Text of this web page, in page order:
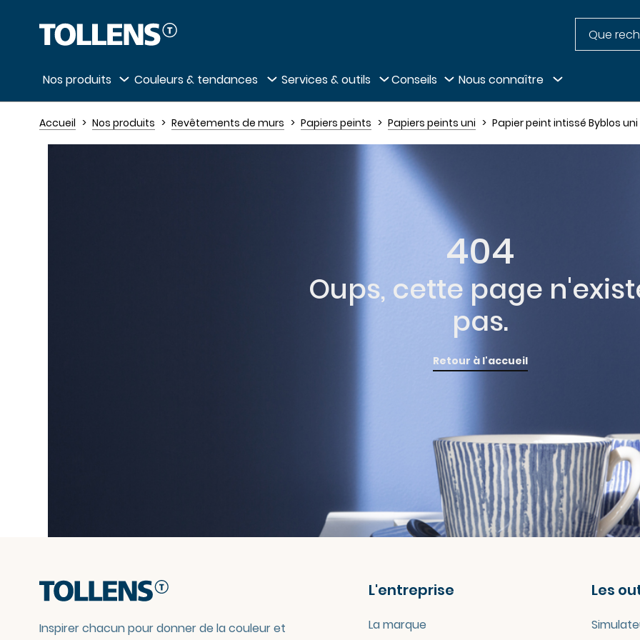
Passer la liste des magasins et aller au pied de page
Nos produits Couleurs & tendances Services & outils Conseils Nous connaître
Accueil Nos produits Revêtements de murs Papiers peints Papiers peints uni Papier peint intissé Byblos
404
Oups, cette page
pas.
Retour à l'accueil
Inspirer chacun pour donner de la couleur et
L'entreprise
La marque
Les